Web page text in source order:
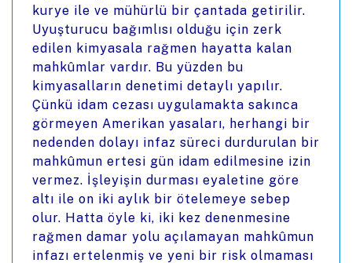
kurye ile ve mühürlü bir çantada getirilir.
Uyuşturucu bağımlısı olduğu için zerk
edilen kimyasala rağmen hayatta kalan
mahkûmlar vardır. Bu yüzden bu
kimyasalların denetimi detaylı yapılır.
Çünkü idam cezası uygulamakta sakınca
görmeyen Amerikan yasaları, herhangi bir
nedenden dolayı infaz süreci durdurulan bir
mahkûmun ertesi gün idam edilmesine izin
vermez. İşleyişin durması eyaletine göre
altı ile on iki aylık bir ötelemeye sebep
olur. Hatta öyle ki, iki kez denenmesine
rağmen damar yolu açılamayan mahkûmun
infazı ertelenmiş ve yeni bir risk olmaması